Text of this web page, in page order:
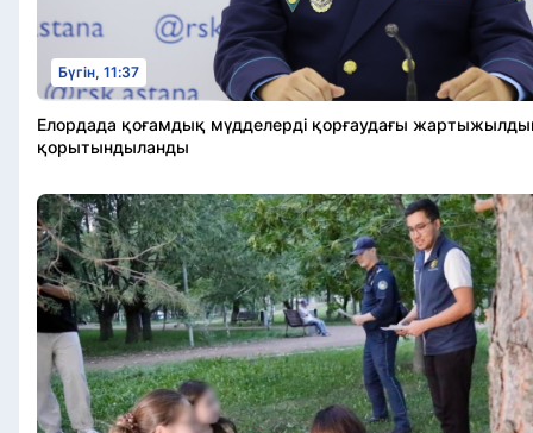
Бүгін, 11:37
Елордада қоғамдық мүдделерді қорғаудағы
қорытындыланды